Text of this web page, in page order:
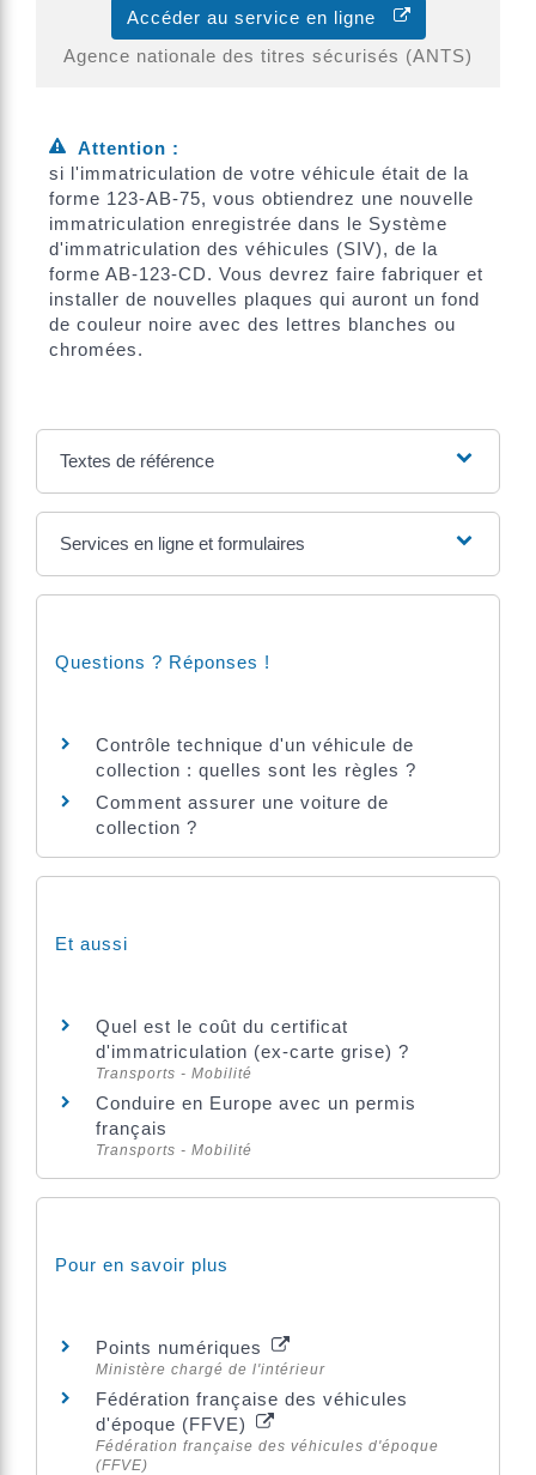
Accéder au service en ligne
Agence nationale des titres sécurisés (ANTS)
Attention :
si l'immatriculation de votre véhicule était de la
forme 123-AB-75, vous obtiendrez une nouvelle
immatriculation enregistrée dans le Système
d'immatriculation des véhicules (SIV), de la
forme AB-123-CD. Vous devrez faire fabriquer et
installer de nouvelles plaques qui auront un fond
de couleur noire avec des lettres blanches ou
chromées.
Textes de référence
Services en ligne et formulaires
Questions ? Réponses !
Contrôle technique d'un véhicule de
collection : quelles sont les règles ?
Comment assurer une voiture de
collection ?
Et aussi
Quel est le coût du certificat
d'immatriculation (ex-carte grise) ?
Transports - Mobilité
Conduire en Europe avec un permis
français
Transports - Mobilité
Pour en savoir plus
Points numériques
Ministère chargé de l'intérieur
Fédération française des véhicules
d'époque (FFVE)
Fédération française des véhicules d'époque
(FFVE)